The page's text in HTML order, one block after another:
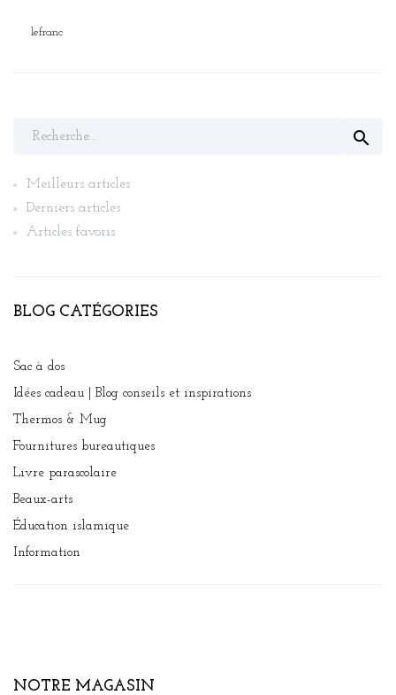
lefranc

Meilleurs articles
Derniers articles
Articles favoris
BLOG CATÉGORIES
Sac à dos
Idées cadeau | Blog conseils et inspirations
Thermos & Mug
Fournitures bureautiques
Livre parascolaire
Beaux-arts
Éducation islamique
Information
NOTRE MAGASIN